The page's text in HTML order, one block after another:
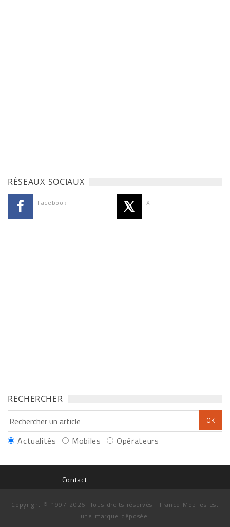
RÉSEAUX SOCIAUX
Facebook X
RECHERCHER
Actualités Mobiles Opérateurs
Contact
Copyright © 1997-2026. Tous droits réservés | France Mobiles est
une marque déposée.